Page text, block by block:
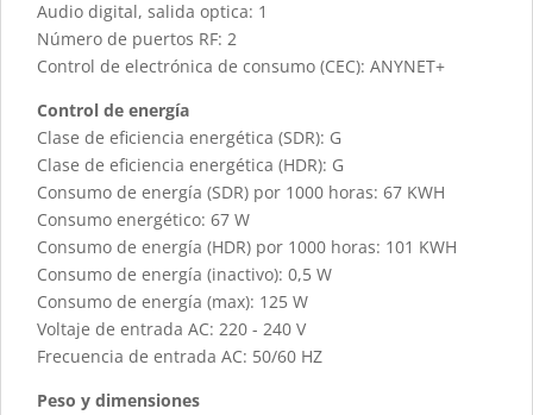
Audio digital, salida optica: 1
Número de puertos RF: 2
Control de electrónica de consumo (CEC): ANYNET+
Control de energía
Clase de eficiencia energética (SDR): G
Clase de eficiencia energética (HDR): G
Consumo de energía (SDR) por 1000 horas: 67 KWH
Consumo energético: 67 W
Consumo de energía (HDR) por 1000 horas: 101 KWH
Consumo de energía (inactivo): 0,5 W
Consumo de energía (max): 125 W
Voltaje de entrada AC: 220 - 240 V
Frecuencia de entrada AC: 50/60 HZ
Peso y dimensiones